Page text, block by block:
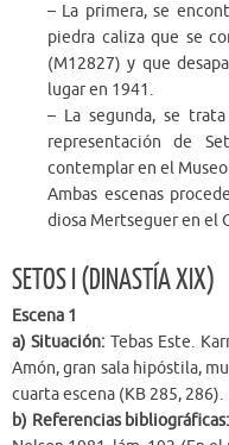
– La primera, se
piedra caliza que se
(M12827) y que
lugar en 1941.
– La segunda, se
representación de
contemplar en el
Ambas escenas
diosa Mertseguer en el
SETOS I (DINASTÍA XIX)
Escena 1
a) Situación: Tebas Este.
Amón, gran sala hipóstila,
cuarta escena (KB 285, 286).
b) Referencias bibliográficas: